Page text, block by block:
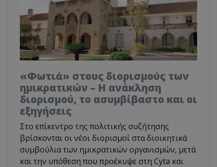
«Φωτιά» στους διορισμούς των
ημικρατικών – Η ανάκληση
διορισμού, το ασυμβίβαστο και οι
εξηγήσεις
Στο επίκεντρο της πολιτικής συζήτησης
βρίσκονται οι νέοι διορισμοί στα διοικητικά
συμβούλια των ημικρατικών οργανισμών, μετά
και την υπόθεση που προέκυψε στη Cyta και